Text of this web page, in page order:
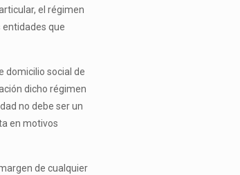
el régimen
entidades que
domicilio social de
dicho régimen
no debe ser un
en motivos
de cualquier